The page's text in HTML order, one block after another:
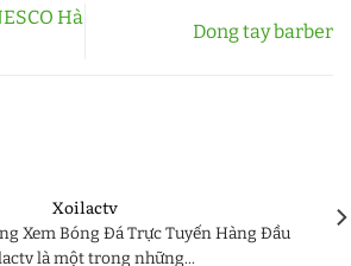
Hà
Dong tay barber
Xoilactv
Xem Bóng Đá Trực Tuyến Hàng Đầu
là một trong những...